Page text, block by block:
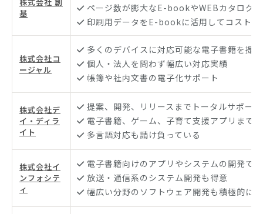
株式会社 創
基
ページ数が膨大なE-bookやWEBカタログ
印刷用データをE-bookに活用してコストを
株式会社コ
ージャル
多くのデバイスに対応可能な電子書籍を提案
個人・法人を問わず幅広い対応実績
帳簿や社内文書の電子化サポート
株式会社デ
イ・ディラ
イト
提案、開発、リリースまでトータルサポー
電子書籍、ゲーム、子育て支援アプリまで
多言語対応も請け負っている
株式会社イ
ンフォシテ
ィ
電子書籍向けのアプリやシステムの開発で
放送・通信系のシステム開発も得意
幅広い分野のソフトウェア開発も積極的に